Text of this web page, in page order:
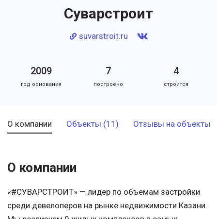
Суварстроит
suvarstroit.ru
2009
год основания
7
построено
4
строится
О компании Объекты (11) Отзывы на объекты
О компании
«#СУВАРСТРОИТ» — лидер по объемам застройки
среди девелоперов на рынке недвижимости Казани.